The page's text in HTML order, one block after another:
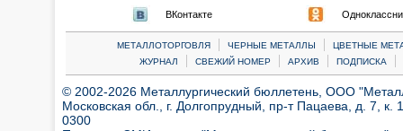
ВКонтакте
МЕТАЛЛОТОРГОВЛЯ | ЧЕРНЫЕ МЕТАЛЛЫ |
ЦВЕТНЫЕ
ЖУРНАЛ
| СВЕЖИЙ НОМЕР | АРХИВ | ПОДПИСКА |
© 2002-2026 Металлургический бюллетень, ООО
Московская обл., г. Долгопрудный, пр-т Пацаева, д. 7,
0300